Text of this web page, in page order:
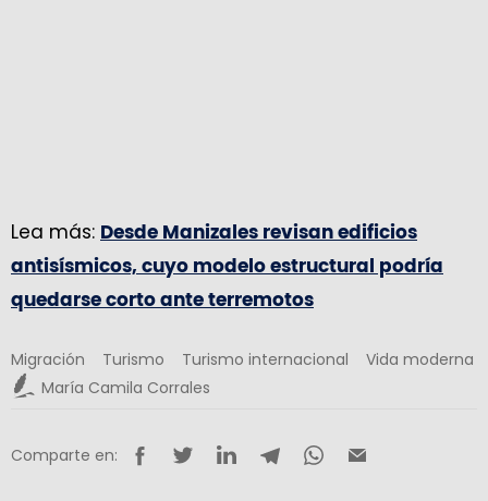
Lea más: Desde Manizales revisan edificios
antisísmicos, cuyo modelo estructural podría
quedarse corto ante terremotos
Migración Turismo Turismo internacional
Vida moderna
María Camila Corrales
Comparte en: